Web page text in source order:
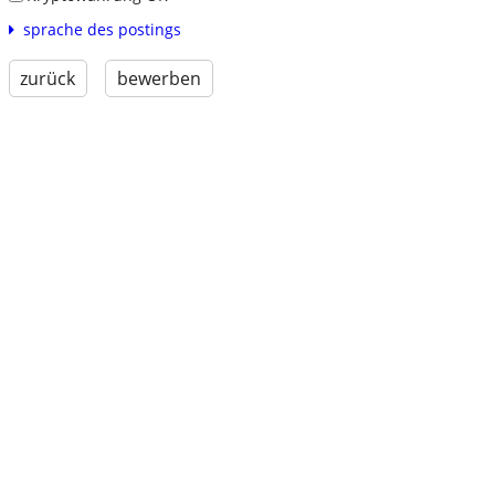
sprache des postings
zurück bewerben